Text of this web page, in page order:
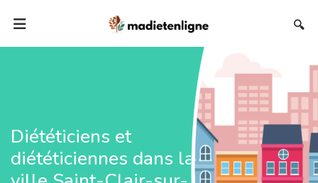
🔍
Diététiciens et
diététiciennes dans la